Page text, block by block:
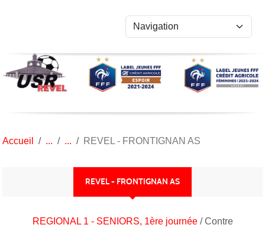
Accueil REVEL - FRONTIGNAN AS
REVEL - FRONTIGNAN AS
REGIONAL 1 - SENIORS, 1ère journée / Contre